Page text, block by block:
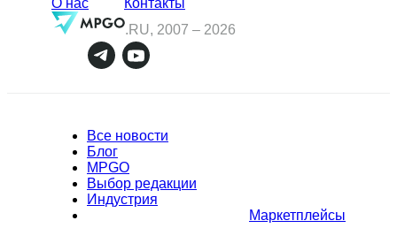
О нас
Контакты
.RU, 2007 – 2026
Все новости
Блог
MPGO
Выбор редакции
Индустрия
Маркетплейсы